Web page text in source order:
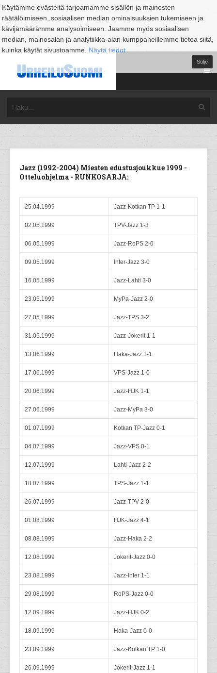
Käytämme evästeitä tarjoamamme sisällön ja mainosten
räätälöimiseen, sosiaalisen median ominaisuuksien tukemiseen ja
kävijämäärämme analysoimiseen. Jaamme myös sosiaalisen
median, mainosalan ja analytiikka-alan kumppaneillemme tietoa siitä,
kuinka käytät sivustoamme. Näytä tiedot
Sulje
Jazz (1992-2004) Miesten edustusjoukkue 1999 -
Otteluohjelma - RUNKOSARJA:
25.04.1999 Jazz-Kotkan TP 1-1
02.05.1999 TPV-Jazz 1-3
06.05.1999 Jazz-RoPS 2-0
09.05.1999 Inter-Jazz 3-0
16.05.1999 Jazz-Lahti 3-0
23.05.1999 MyPa-Jazz 2-0
27.05.1999 Jazz-TPS 3-2
31.05.1999 Jazz-Jokerit 1-1
13.06.1999 Haka-Jazz 1-1
17.06.1999 VPS-Jazz 1-0
20.06.1999 Jazz-HJK 1-1
27.06.1999 Jazz-MyPa 3-0
01.07.1999 Kotkan TP-Jazz 0-1
04.07.1999 Jazz-VPS 0-1
12.07.1999 Lahti-Jazz 2-2
18.07.1999 TPS-Jazz 1-1
26.07.1999 Jazz-TPV 2-0
01.08.1999 HJK-Jazz 4-1
08.08.1999 Jazz-Haka 2-2
12.08.1999 Jokerit-Jazz 0-0
23.08.1999 Jazz-Inter 1-1
29.08.1999 RoPS-Jazz 0-0
12.09.1999 Jazz-HJK 0-2
18.09.1999 Haka-Jazz 0-0
23.09.1999 Jazz-Kotkan TP 1-0
26.09.1999 Jokerit-Jazz 1-1